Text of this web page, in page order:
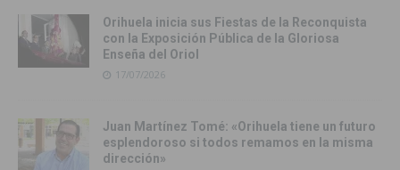
Orihuela inicia sus Fiestas de la Reconquista
con la Exposición Pública de la Gloriosa
Enseña del Oriol
17/07/2026
Juan Martínez Tomé: «Orihuela tiene un futuro
esplendoroso si todos remamos en la misma
dirección»